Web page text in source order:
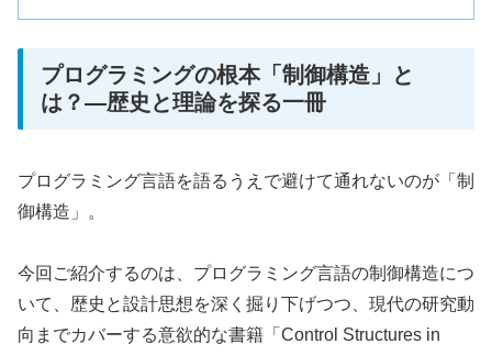
プログラミングの根本「制御構造」と
は？—歴史と理論を探る一冊
プログラミング言語を語るうえで避けて通れないのが「制
御構造」。
今回ご紹介するのは、プログラミング言語の制御構造につ
いて、歴史と設計思想を深く掘り下げつつ、現代の研究動
向までカバーする意欲的な書籍「Control Structures in